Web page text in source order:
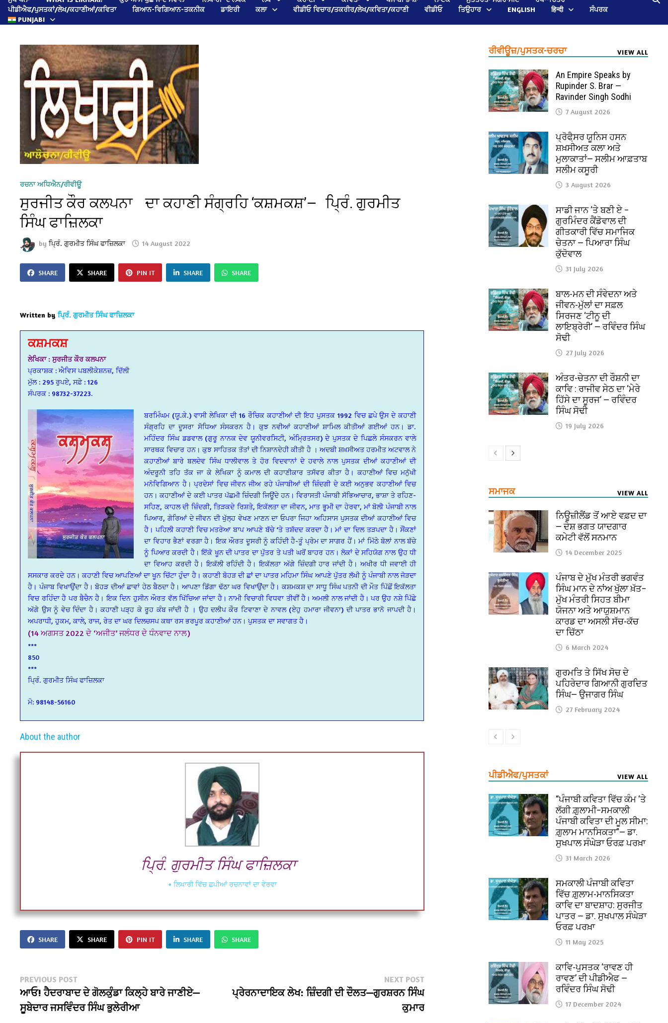
ਪੀਡੀਐਫ/ਪੁਸਤਕਾਂ/ਲੇਖ/ਕਹਾਣੀਆਂ/ਕਵਿਤਾ
ਗਿਆਨ-ਵਿਗਿਆਨ-ਤਕਨੀਕ ਡਾਇਰੀ ਕਲਾ ਵੀਡੀਓ ਵਿਚਾਰ/ਤਕਰੀਰ/ਲੇਖ/ਕਵਿਤਾ/ਕਹਾਣੀ ਵੀਡੀਓ ਤਿਉਹਾਰ ENGLISH हिन्दी
ਸੰਪਰਕ
PUNJABI
ਰਚਨਾ ਅਧਿਐਨ/ਰੀਵੀਊ
ਸੁਰਜੀਤ ਕੌਰ ਕਲਪਨਾ ਦਾ ਕਹਾਣੀ ਸੰਗ੍ਰਹਿ ‘ਕਸ਼ਮਕਸ਼’— ਪ੍ਰਿੰ. ਗੁਰਮੀਤ
ਸਿੰਘ ਫਾਜ਼ਿਲਕਾ
byਪ੍ਰਿੰ. ਗੁਰਮੀਤ ਸਿੰਘ ਫਾਜ਼ਿਲਕਾ 14 August 2022
SHARE SHARE PIN IT SHARE SHARE
Written by ਪ੍ਰਿੰ. ਗੁਰਮੀਤ ਸਿੰਘ ਫਾਜ਼ਿਲਕਾ
ਕਸ਼ਮਕਸ਼
ਲੇਖਿਕਾ : ਸੁਰਜੀਤ ਕੌਰ ਕਲਪਨਾ
ਪ੍ਰਕਾਸ਼ਕ : ਐਵਿਸ ਪਬਲੀਕੇਸ਼ਨਜ਼, ਦਿੱਲੀ
ਮੁੱਲ : 295 ਰੁਪਏ, ਸਫ਼ੇ : 126
ਸੰਪਰਕ : 98732-37223.
ਬਰਮਿੰਘਮ (ਯੂ.ਕੇ.) ਵਾਸੀ ਲੇਖਿਕਾ ਦੀ 16 ਰੌਚਿਕ ਕਹਾਣੀਆਂ ਦੀ ਇਹ ਪੁਸਤਕ 1992 ਵਿਚ ਛਪੇ ਉਸ ਦੇ ਕਹਾਣੀ
ਸੰਗ੍ਰਹਿ ਦਾ ਦੂਸਰਾ ਸੋਧਿਆ ਸੰਸਕਰਨ ਹੈ। ਕੁਝ ਨਵੀਆਂ ਕਹਾਣੀਆਂ ਸ਼ਾਮਿਲ ਕੀਤੀਆਂ ਗਈਆਂ ਹਨ। ਡਾ.
ਮਹਿੰਦਰ ਸਿੰਘ ਡਡਵਾਲ (ਗੁਰੂ ਨਾਨਕ ਦੇਵ ਯੂਨੀਵਰਸਿਟੀ, ਅੰਮ੍ਰਿਤਸਰ) ਦੇ ਪੁਸਤਕ ਦੇ ਪਿਛਲੇ ਸੰਸਕਰਨ ਵਾਲੇ
ਸਾਰਥਕ ਵਿਚਾਰ ਹਨ। ਕੁਝ ਸਾਹਿਤਕ ਤੱਤਾਂ ਦੀ ਨਿਸ਼ਾਨਦੇਹੀ ਕੀਤੀ ਹੈ । ਅਦਬੀ ਸ਼ਖ਼ਸੀਅਤ ਹਰਮੀਤ ਅਟਵਾਲ ਨੇ
ਕਹਾਣੀਆਂ ਬਾਰੇ ਬਲਦੇਵ ਸਿੰਘ ਧਾਲੀਵਾਲ ਤੇ ਹੋਰ ਵਿਦਵਾਨਾਂ ਦੇ ਹਵਾਲੇ ਨਾਲ ਪੁਸਤਕ ਦੀਆਂ ਕਹਾਣੀਆਂ ਦੀ
ਅੰਦਰੂਨੀ ਤਹਿ ਤੱਕ ਜਾ ਕੇ ਲੇਖਿਕਾ ਨੂੰ ਕਮਾਲ ਦੀ ਕਹਾਣੀਕਾਰ ਤਸੱਵਰ ਕੀਤਾ ਹੈ। ਕਹਾਣੀਆਂ ਵਿਚ ਮਨੁੱਖੀ
ਮਨੋਵਿਗਿਆਨ ਹੈ। ਪ੍ਰਦੇਸਾਂ ਵਿਚ ਜੀਵਨ ਜੀਅ ਰਹੇ ਪੰਜਾਬੀਆਂ ਦੀ ਜ਼ਿੰਦਗੀ ਦੇ ਕਈ ਅਨੁਭਵ ਕਹਾਣੀਆਂ ਵਿਚ
ਹਨ। ਕਹਾਣੀਆਂ ਦੇ ਕਈ ਪਾਤਰ ਪੱਛਮੀ ਜ਼ਿੰਦਗੀ ਜਿਊਂਦੇ ਹਨ। ਵਿਰਾਸਤੀ ਪੰਜਾਬੀ ਸੱਭਿਆਚਾਰ, ਭਾਸ਼ਾ ਤੇ ਰਹਿਣ-
ਸਹਿਣ, ਕਾਹਲ ਦੀ ਜ਼ਿੰਦਗੀ, ਤਿੜਕਦੇ ਰਿਸ਼ਤੇ, ਇਕੱਲਤਾ ਦਾ ਜੀਵਨ, ਮਾਤ ਭੂਮੀ ਦਾ ਹੇਰਵਾ, ਮਾਂ ਬੋਲੀ ਪੰਜਾਬੀ ਨਾਲ
ਪਿਆਰ, ਗੋਰਿਆਂ ਦੇ ਜੀਵਨ ਦੀ ਖੁੱਲ੍ਹ ਵੇਖਣ ਮਾਣਨ ਦਾ ਓਪਰਾ ਜਿਹਾ ਅਹਿਸਾਸ ਪੁਸਤਕ ਦੀਆਂ ਕਹਾਣੀਆਂ ਵਿਚ
ਹੈ। ਪਹਿਲੀ ਕਹਾਣੀ ਵਿਚ ਮਤਰੇਆ ਬਾਪ ਆਪਣੇ ਬੱਚੇ ‘ਤੇ ਤਸ਼ੱਦਦ ਕਰਦਾ ਹੈ। ਮਾਂ ਦਾ ਦਿਲ ਤੜਪਦਾ ਹੈ। ਸੌਂਕਣਾਂ
ਦਾ ਵਿਹਾਰ ਭੈਣਾਂ ਵਰਗਾ ਹੈ। ਇਕ ਔਰਤ ਦੂਸਰੀ ਨੂੰ ਕਹਿੰਦੀ ਹੈ-ਤੂੰ ਪ੍ਰੇਮ ਦਾ ਸਾਗਰ ਹੈਂ। ਮਾਂ ਮਿੱਠੇ ਬੋਲਾਂ ਨਾਲ ਬੱਚੇ
ਨੂੰ ਪਿਆਰ ਕਰਦੀ ਹੈ। ਇੱਕੋ ਖੂਨ ਦੀ ਪਾਤਰ ਦਾ ਪੁੱਤਰ ਤੇ ਪਤੀ ਘਰੋਂ ਬਾਹਰ ਹਨ। ਲੋਕਾਂ ਦੇ ਸਹਿਯੋਗ ਨਾਲ ਉਹ ਧੀ
ਦਾ ਵਿਆਹ ਕਰਦੀ ਹੈ। ਇਕੱਲੀ ਰਹਿੰਦੀ ਹੈ। ਇਕੱਲਤਾ ਅੱਗੇ ਜ਼ਿੰਦਗੀ ਹਾਰ ਜਾਂਦੀ ਹੈ। ਅਖੀਰ ਧੀ ਜਵਾਈ ਹੀ
ਸਸਕਾਰ ਕਰਦੇ ਹਨ। ਕਹਾਣੀ ਵਿਚ ਆਪਣਿਆਂ ਦਾ ਖੂਨ ਚਿੱਟਾ ਹੁੰਦਾ ਹੈ। ਕਹਾਣੀ ਬੋਹੜ ਦੀ ਛਾਂ ਦਾ ਪਾਤਰ ਮਹਿਮਾ ਸਿੰਘ ਆਪਣੇ ਪੁੱਤਰ ਲੱਖੀ ਨੂੰ ਪੰਜਾਬੀ ਨਾਲ ਜੋੜਦਾ
ਹੈ। ਪੰਜਾਬ ਵਿਖਾਉਂਦਾ ਹੈ। ਬੋਹੜ ਦੀਆਂ ਛਾਵਾਂ ਹੇਠ ਬੈਠਦਾ ਹੈ। ਆਪਣਾ ਡਿੱਗਾ ਢੱਠਾ ਘਰ ਵਿਖਾਉਂਦਾ ਹੈ। ਕਸ਼ਮਕਸ਼ ਦਾ ਸਾਧੂ ਸਿੰਘ ਪਤਨੀ ਦੀ ਮੌਤ ਪਿੱਛੋਂ ਇਕੱਲਤਾ
ਵਿਚ ਰਹਿੰਦਾ ਹੈ ਪਰ ਬੈਚੈਨ ਹੈ। ਇਕ ਦਿਨ ਹੁਸੀਨ ਔਰਤ ਵੱਲ ਖਿੱਚਿਆ ਜਾਂਦਾ ਹੈ। ਨਾਮੀ ਵਿਚਾਰੀ ਵਿਧਵਾ ਤੀਵੀਂ ਹੈ। ਅਮਲੀ ਨਾਲ ਜਾਂਦੀ ਹੈ। ਪਰ ਉਹ ਨਸ਼ੇ ਪਿੱਛੇ
ਅੱਗੇ ਉਸ ਨੂੰ ਵੇਚ ਦਿੰਦਾ ਹੈ। ਕਹਾਣੀ ਪੜ੍ਹ ਕੇ ਰੂਹ ਕੰਬ ਜਾਂਦੀ ਹੈ । ਉਹ ਦਲੀਪ ਕੌਰ ਟਿਵਾਣਾ ਦੇ ਨਾਵਲ (ਏਹੁ ਹਮਾਰਾ ਜੀਵਨਾ) ਦੀ ਪਾਤਰ ਭਾਨੋ ਜਾਪਦੀ ਹੈ।
ਅਪਰਾਧੀ, ਹੁਕਮ, ਕਾਲੇ, ਰਾਜ, ਰੇਤ ਦਾ ਘਰ ਦਿਲਚਸਪ ਕਥਾ ਰਸ ਭਰਪੂਰ ਕਹਾਣੀਆਂ ਹਨ। ਪੁਸਤਕ ਦਾ ਸਵਾਗਤ ਹੈ।
(14 ਅਗਸਤ 2022 ਦੇ ‘ਅਜੀਤ’ ਜਲੰਧਰ ਦੇ ਧੰਨਵਾਦ ਨਾਲ)
***
850
***
ਪ੍ਰਿੰ. ਗੁਰਮੀਤ ਸਿੰਘ ਫਾਜ਼ਿਲਕਾ
ਮੋ: 98148-56160
About the author
ਪ੍ਰਿੰ. ਗੁਰਮੀਤ ਸਿੰਘ ਫਾਜ਼ਿਲਕਾ
+ ਲਿਖਾਰੀ ਵਿੱਚ ਛਪੀਆਂ ਰਚਨਾਵਾਂ ਦਾ ਵੇਰਵਾ
SHARE SHARE PIN IT SHARE SHARE
Post
navigation
PREVIOUS POSTPrevious
post:
ਆਓ! ਹੈਦਰਾਬਾਦ ਦੇ ਗੋਲਕੁੰਡਾ ਕਿਲ੍ਹੇ ਬਾਰੇ ਜਾਣੀਏ—
ਸੂਬੇਦਾਰ ਜਸਵਿੰਦਰ ਸਿੰਘ ਭੁਲੇਰੀਆ
NEXT POSTNext
post:
ਪ੍ਰੇਰਨਾਦਾਇਕ ਲੇਖ: ਜ਼ਿੰਦਗੀ ਦੀ ਦੌਲਤ—ਗੁਰਸ਼ਰਨ ਸਿੰਘ
ਕੁਮਾਰ
ਰੀਵੀਊਜ਼/ਪੁਸਤਕ-ਚਰਚਾ VIEW ALL
An Empire Speaks by
Rupinder S. Brar —
Ravinder Singh Sodhi
7 August 2026
ਪ੍ਰੋਫੈ਼ਸਰ ਯੂਨਿਸ ਹਸਨ
ਸ਼ਖ਼ਸੀਅਤ ਕਲਾ ਅਤੇ
ਮੁਲਾਕਾਤਾਂ— ਸਲੀਮ ਆਫ਼ਤਾਬ
ਸਲੀਮ ਕਸੂਰੀ
3 August 2026
ਸਾਡੀ ਜਾਨ ‘ਤੇ ਬਣੀ ਏ –
ਗੁਰਮਿੰਦਰ ਕੈਂਡੋਵਾਲ ਦੀ
ਗੀਤਕਾਰੀ ਵਿੱਚ ਸਮਾਜਿਕ
ਚੇਤਨਾ — ਪਿਆਰਾ ਸਿੰਘ
ਕੁੱਦੋਵਾਲ
31 July 2026
ਬਾਲ-ਮਨ ਦੀ ਸੰਵੇਦਨਾ ਅਤੇ
ਜੀਵਨ-ਮੁੱਲਾਂ ਦਾ ਸਫ਼ਲ
ਸਿਰਜਣ ‘ਟੀਨੂ ਦੀ
ਲਾਇਬ੍ਰੇਰੀ’ — ਰਵਿੰਦਰ ਸਿੰਘ
ਸੋਢੀ
27 July 2026
ਅੰਤਰ-ਚੇਤਨਾ ਦੀ ਰੌਸ਼ਨੀ ਦਾ
ਕਾਵਿ : ਰਾਜੀਵ ਸੇਠ ਦਾ ‘ਮੇਰੇ
ਹਿੱਸੇ ਦਾ ਸੂਰਜ’ — ਰਵਿੰਦਰ
ਸਿੰਘ ਸੋਢੀ
19 July 2026
ਸਮਾਜਕ VIEW ALL
ਨਿਊਜ਼ੀਲੈਂਡ ਤੋਂ ਆਏ ਵਫ਼ਦ ਦਾ
— ਦੇਸ਼ ਭਗਤ ਯਾਦਗਾਰ
ਕਮੇਟੀ ਵੱਲੋਂ ਸਨਮਾਨ
14 December 2025
ਪੰਜਾਬ ਦੇ ਮੁੱਖ ਮੰਤਰੀ ਭਗਵੰਤ
ਸਿੰਘ ਮਾਨ ਦੇ ਨਾਂਅ ਖੁੱਲਾ ਖ਼ੱਤ–
ਮੁੱਖ ਮੰਤਰੀ ਸਿਹਤ ਬੀਮਾ
ਯੋਜਨਾ ਅਤੇ ਆਯੁਸ਼ਮਾਨ
ਕਾਰਡ ਦਾ ਅਸਲੀ ਸੱਚ-ਕੱਚ
ਦਾ ਚਿੱਠਾ
6 March 2024
ਗੁਰਮਤਿ ਤੇ ਸਿੱਖ ਸੋਚ ਦੇ
ਪਹਿਰੇਦਾਰ ਗਿਆਨੀ ਗੁਰਦਿਤ
ਸਿੰਘ— ਉਜਾਗਰ ਸਿੰਘ
27 February 2024
ਪੀਡੀਐਫ/ਪੁਸਤਕਾਂ VIEW ALL
“ਪੰਜਾਬੀ ਕਵਿਤਾ ਵਿੱਚ ਕੰਮ ‘ਤੇ
ਲੱਗੀ ਗ਼ੁਲਾਮੀ–ਸਮਕਾਲੀ
ਪੰਜਾਬੀ ਕਵਿਤਾ ਦੀ ਮੂਲ ਸੀਮਾ:
ਗ਼ੁਲਾਮ ਮਾਨਸਿਕਤਾ”— ਡਾ.
ਸੁਖਪਾਲ ਸੰਘੇੜਾ ਓਰਫ਼ ਪਰਖ਼ਾ
31 March 2026
ਸਮਕਾਲੀ ਪੰਜਾਬੀ ਕਵਿਤਾ
ਵਿੱਚ ਗ਼ੁਲਾਮ-ਮਾਨਸਿਕਤਾ
ਕਾਵਿ ਦਾ ਬਾਦਸ਼ਾਹ: ਸੁਰਜੀਤ
ਪਾਤਰ — ਡਾ. ਸੁਖਪਾਲ ਸੰਘੇੜਾ
ਓਰਫ਼ ਪਰਖ਼ਾ
11 May 2025
ਕਾਵਿ-ਪੁਸਤਕ ‘ਰਾਵਣ ਹੀ
ਰਾਵਣ’ ਦੀ ਪੀਡੀਐਫ —
ਰਵਿੰਦਰ ਸਿੰਘ ਸੋਢੀ
17 December 2024